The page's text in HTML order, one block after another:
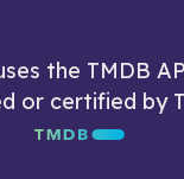
the TMDB
or certified by